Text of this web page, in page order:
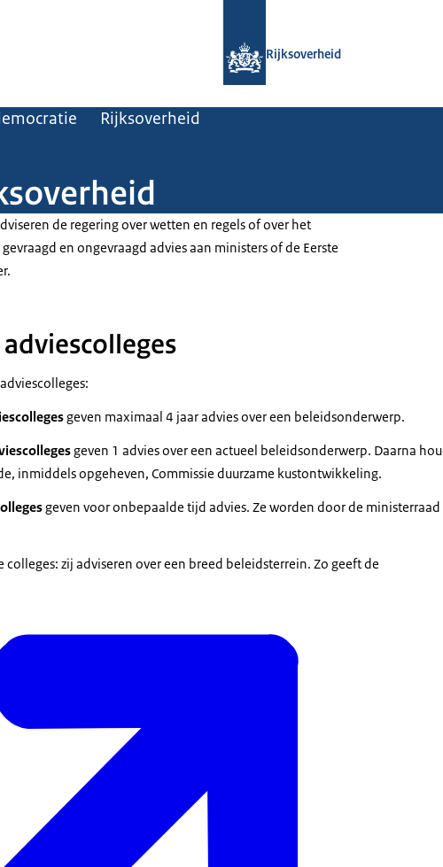
Rijksoverheid
Rijksoverheid
de regering over wetten en regels of over het
en ongevraagd advies aan ministers of de Eerste
geven maximaal 4 jaar advies over een beleidsonderwerp.
geven 1 advies over een actueel beleidsonderwerp. Daarna
inmiddels opgeheven, Commissie duurzame kustontwikkeling.
geven voor onbepaalde tijd advies. Ze worden door de ministerraad
colleges: zij adviseren over een breed beleidsterrein. Zo geeft de